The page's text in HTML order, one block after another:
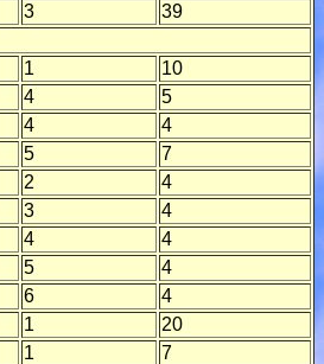
3
39
1
10
4
5
4
4
5
7
2
4
3
4
4
4
5
4
6
4
1
20
1
7